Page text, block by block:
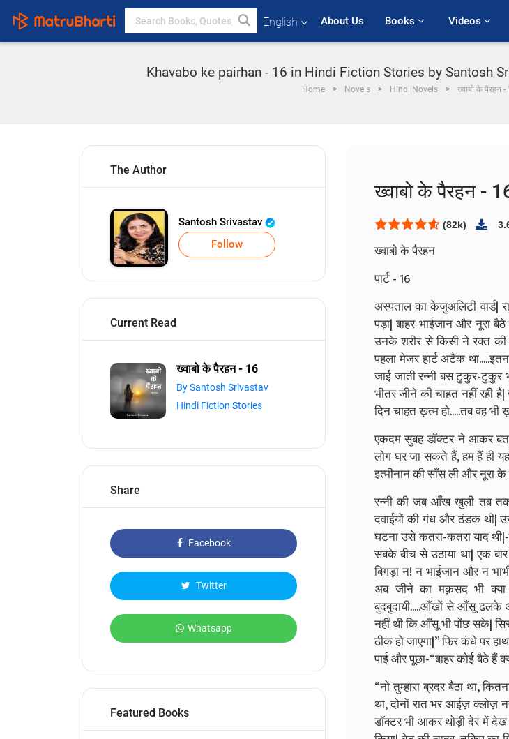
English About Us Books Videos
Khavabo ke pairhan - 16 in Hindi Fiction Stories by Santosh
Home Novels Hindi Novels ख्वाबो के पैरहन
The Author
Santosh Srivastav
Follow
Current Read
ख्वाबो के पैरहन - 16
By Santosh Srivastav
Hindi Fiction Stories
Share
Facebook
Twitter
Whatsapp
Featured Books
ख्वाबो के पैरहन -
(82k)
ख्वाबो के पैरहन
पार्ट - 16
अस्पताल का केजुअलिटी वार्ड|
पड़ा| बाहर भाईजान और नूरा
उनके शरीर से किसी ने रक्त की
पहला मेजर हार्ट अटैक
जाई जाती रन्नी बस टुकुर-टुकुर
भीतर जीने की चाहत नहीं रही
दिन चाहत ख़त्म हो.....तब वह भी
एकदम सुबह डॉक्टर ने आकर
लोग घर जा सकते हैं, हम हैं ही
इत्मीनान की साँस ली और नूरा
रन्नी की जब आँख खुली तब तक
दवाईयों की गंध और ठंडक थी|
घटना उसे कतरा-कतरा याद
सबके बीच से उठाया था| एक
बिगड़ा न! न भाईजान और न
अब जीने का मक़सद भी क्या
बुदबुदायी.....आँखों से आँसू ढलके
नहीं थी कि आँसू भी पोंछ सके|
ठीक हो जाएगा|” फिर कंधे पर
पाई और पूछा-“बाहर कोई बैठे हैं
“नो तुम्हारा ब्रदर बैठा था,
था, दोनों रात भर आईज़ क्लोज़
डॉक्टर भी आकर थोड़ी देर में